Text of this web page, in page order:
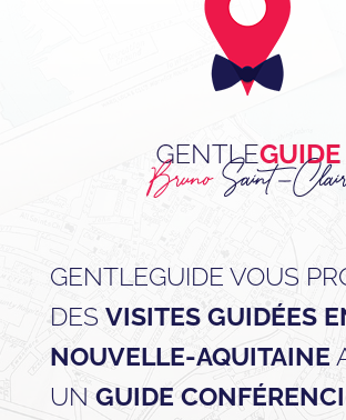
GENTLEGUIDE VOUS
DES VISITES GUIDÉES
NOUVELLE-AQUITAINE
UNGUIDE